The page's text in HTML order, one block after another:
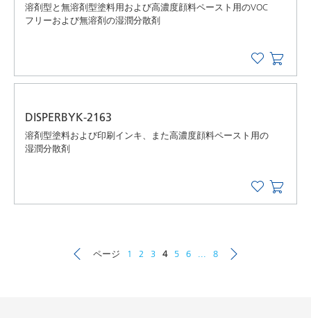
溶剤型と無溶剤型塗料用および高濃度顔料ペースト用のVOC
フリーおよび無溶剤の湿潤分散剤
DISPERBYK-2163
溶剤型塗料および印刷インキ、また高濃度顔料ペースト用の
湿潤分散剤
ページ 1 2 3 4 5 6 8